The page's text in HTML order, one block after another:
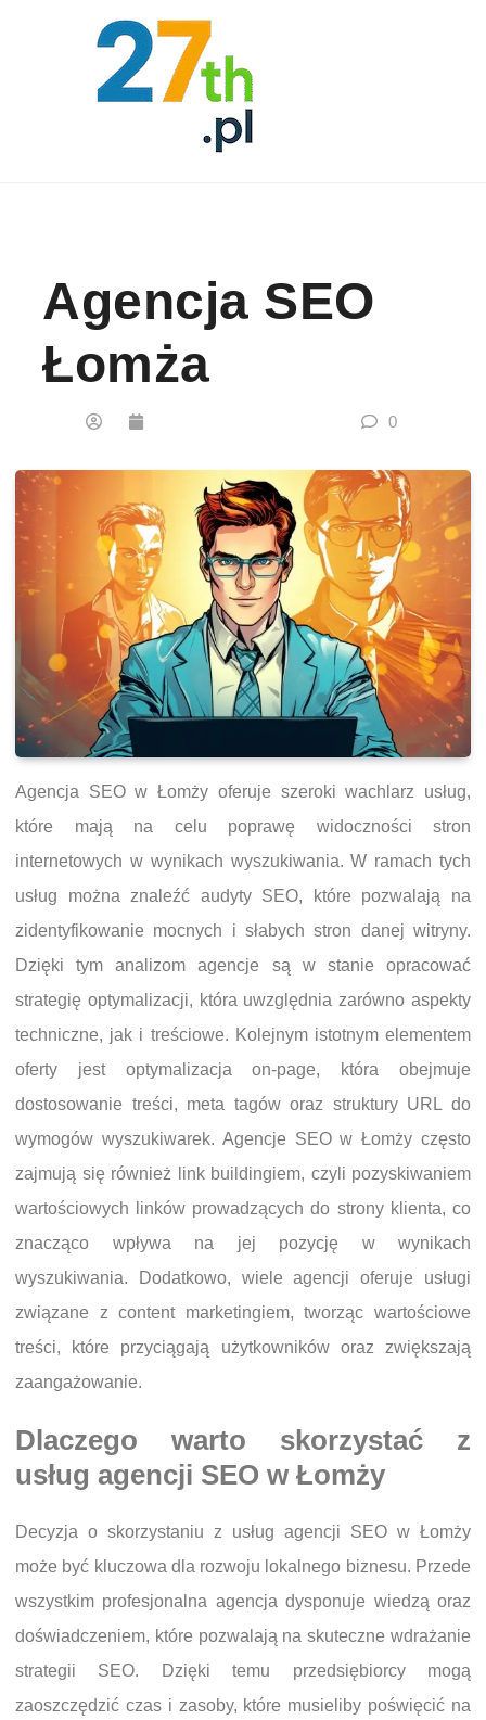
Agencja SEO
Łomża
0
Agencja SEO w Łomży oferuje szeroki wachlarz usług,
które mają na celu poprawę widoczności stron
internetowych w wynikach wyszukiwania. W ramach tych
usług można znaleźć audyty SEO, które pozwalają na
zidentyfikowanie mocnych i słabych stron danej witryny.
Dzięki tym analizom agencje są w stanie opracować
strategię optymalizacji, która uwzględnia zarówno aspekty
techniczne, jak i treściowe. Kolejnym istotnym elementem
oferty jest optymalizacja on-page, która obejmuje
dostosowanie treści, meta tagów oraz struktury URL do
wymogów wyszukiwarek. Agencje SEO w Łomży często
zajmują się również link buildingiem, czyli pozyskiwaniem
wartościowych linków prowadzących do strony klienta, co
znacząco wpływa na jej pozycję w wynikach
wyszukiwania. Dodatkowo, wiele agencji oferuje usługi
związane z content marketingiem, tworząc wartościowe
treści, które przyciągają użytkowników oraz zwiększają
zaangażowanie.
Dlaczego warto skorzystać z
usług agencji SEO w Łomży
Decyzja o skorzystaniu z usług agencji SEO w Łomży
może być kluczowa dla rozwoju lokalnego biznesu. Przede
wszystkim profesjonalna agencja dysponuje wiedzą oraz
doświadczeniem, które pozwalają na skuteczne wdrażanie
strategii SEO. Dzięki temu przedsiębiorcy mogą
zaoszczędzić czas i zasoby, które musieliby poświęcić na